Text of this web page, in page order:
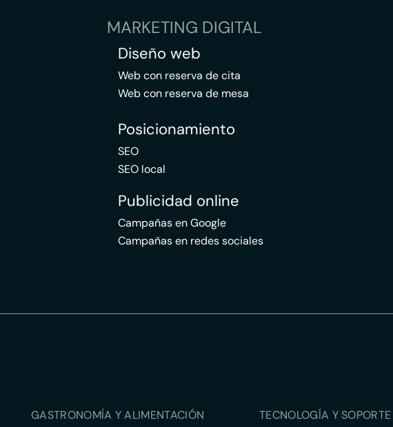
MARKETING DIGITAL
Diseño web
Web con reserva de cita
Web con reserva de mesa
Posicionamiento
SEO
SEO local
Publicidad online
Campañas en Google
Campañas en redes sociales
GASTRONOMÍA Y ALIMENTACIÓN
TECNOLOGÍA Y